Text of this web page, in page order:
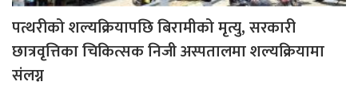
पत्थरीको शल्यक्रियापछि बिरामीको मृत्यु, सरकारी
छात्रवृत्तिका चिकित्सक निजी अस्पतालमा शल्यक्रियामा
संलग्न